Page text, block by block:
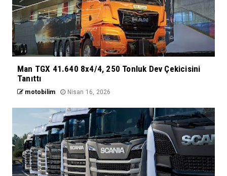
Man TGX 41.640 8x4/4, 250 Tonluk Dev Çekicisini
Tanıttı
motobilim Nisan 16, 2026